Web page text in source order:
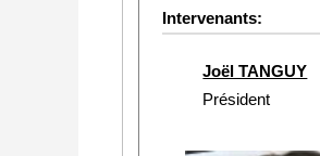
Intervenants:
Joël TANGUY
Président